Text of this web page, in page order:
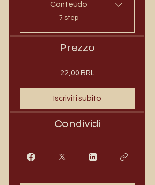
Conteúdo
.
7 step
Prezzo
22,00 BRL
Iscriviti subito
Condividi